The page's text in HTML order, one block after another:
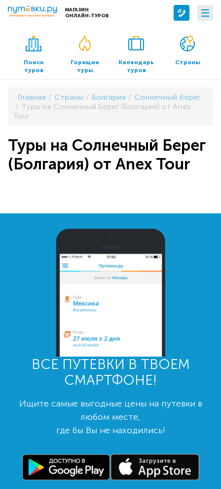
МАГАЗИН
ОНЛАЙН-ТУРОВ
Сервисы
Бронирование отелей
Трансфер
О компании
О нас
Контакты
Документы и реквизиты
Поиск
туров
Горящие
туры
Календарь
туров
Страны
Главная Страны Болгария
Солнечный берег
Туры на Солнечный Берег (Болгария) от Anex
Tour
Туры на Солнечный Берег
(Болгария) от Anex Tour
ВСЕ ПУТЕВКИ В ТВОЕМ
СМАРТФОНЕ!
Ищите самые выгодные цены на путевки в
любом месте,
где бы Вы не находились!